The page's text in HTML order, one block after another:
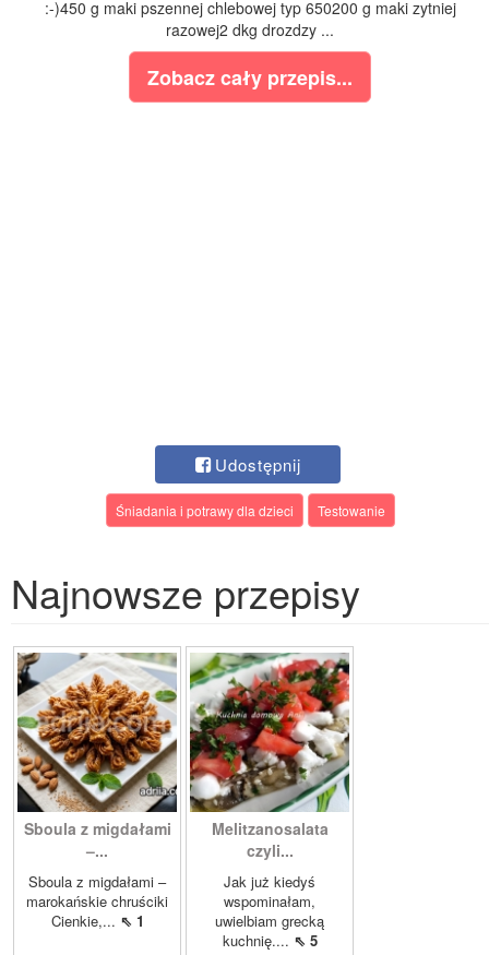
:-)450 g maki pszennej chlebowej typ 650200 g maki zytniej
razowej2 dkg drozdzy ...
Zobacz cały przepis...
Udostępnij
Śniadania i potrawy dla dzieci Testowanie
Najnowsze przepisy
Sboula z migdałami
–...
Sboula z migdałami –
marokańskie chruściki
Cienkie,... ⇖ 1
Melitzanosalata
czyli...
Jak już kiedyś
wspominałam,
uwielbiam grecką
kuchnię.... ⇖ 5